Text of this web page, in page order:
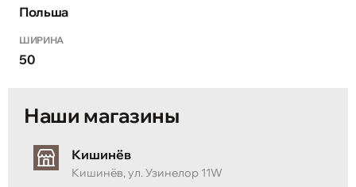
Польша
ШИРИНА
50
Наши магазины
Кишинёв
Кишинёв, ул. Узинелор 11W